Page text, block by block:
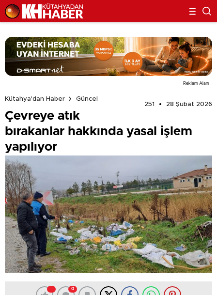
Reklam Alanı
Kütahya'dan Haber
Güncel
251
28 Şubat 2026
Çevreye atık
bırakanlar hakkında yasal işlem
yapılıyor
0